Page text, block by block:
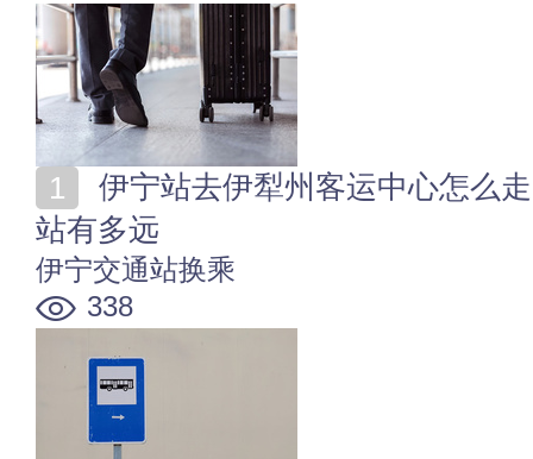
站有多远
伊宁交通站换乘
338